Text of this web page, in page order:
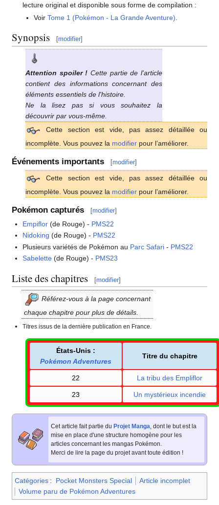
lecture original et disponible sous forme de compilation :
Voir Tome 1 (Pokémon - La Grande Aventure)
Synopsis [modifier]
Attention spoiler ! Cette partie de l'article
contient des informations concernant des
éléments essentiels de l'histoire.
Ne la lisez pas si vous souhaitez la
découvrir par vous-même.
Cette section est vide, pas assez détaillée ou
incomplète. Vous pouvez la modifier pour l’améliorer.
Événements importants [modifier]
Cette section est vide, pas assez détaillée ou
incomplète. Vous pouvez la modifier pour l’améliorer.
Pokémon capturés [modifier]
Empiflor (de Rouge) - PMS22
Nidoking (de Rouge) - PMS22
Plusieurs variétés de Pokémon au Parc Safari - PMS22
Sabelette (de Rouge) - PMS23
Liste des chapitres [modifier]
Référez-vous à la page concernant
chaque chapitre pour plus de détails.
Titres issus de la dernière publication en France.
États-Unis :
Pokémon Adventures
Titre du chapitre
22 La tribu des Empliflor
23 Un mystérieux incendie
Cet article fait partie du Projet Manga , dont le but est la
mise en place d'une structure homogène pour les
articles concernant les mangas Pokémon.
Merci de lire la page du projet avant toute édition !
Catégories : Pocket Monsters Special
Article incomplet
Volume paru de Pokémon Adventures